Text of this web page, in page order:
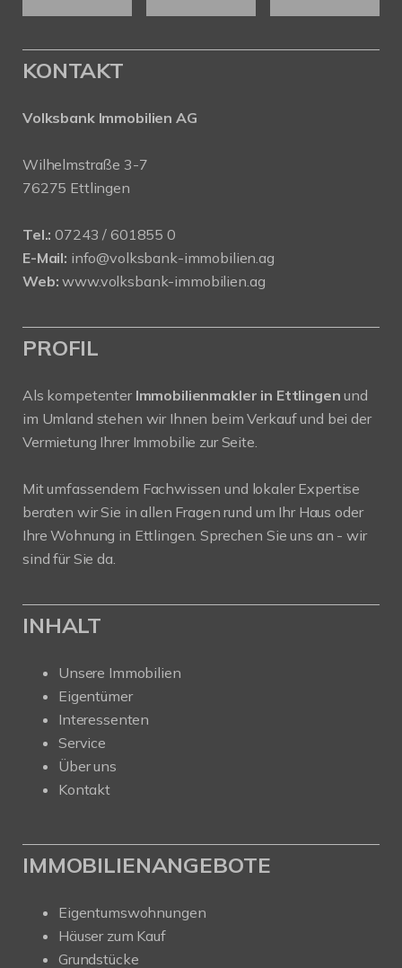
KONTAKT
Volksbank Immobilien AG
Wilhelmstraße 3-7
76275 Ettlingen
Tel.: 07243 / 601855 0
E-Mail: info@volksbank-immobilien.ag
Web: www.volksbank-immobilien.ag
PROFIL
Als kompetenter Immobilienmakler in Ettlingen und
im Umland stehen wir Ihnen beim Verkauf und bei der
Vermietung Ihrer Immobilie zur Seite.
Mit umfassendem Fachwissen und lokaler Expertise
beraten wir Sie in allen Fragen rund um Ihr Haus oder
Ihre Wohnung in Ettlingen. Sprechen Sie uns an - wir
sind für Sie da.
INHALT
Unsere Immobilien
Eigentümer
Interessenten
Service
Über uns
Kontakt
IMMOBILIENANGEBOTE
Eigentumswohnungen
Häuser zum Kauf
Grundstücke